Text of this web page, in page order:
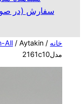
سفارش (در
خانه /
All
مدل2161c10